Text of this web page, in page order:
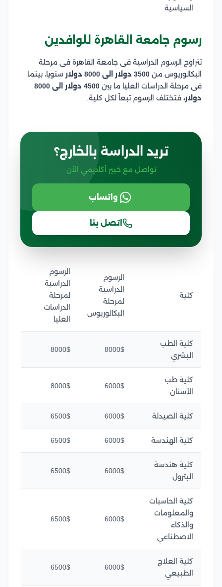
السياسية
رسوم جامعة القاهرة للوافدين
تتراوح الرسوم الدراسية فى جامعة القاهرة فى مرحلة
البكالوريوس من
سنويا، بينما
فى مرحلة الدراسات العليا ما بين
4500 دولار الى 8000
دولار، فتختلف الرسوم تبعاً لكل كلية.
تريد الدراسة بالخارج؟
تواصل مع خبير أكاديمي الآن
واتساب
اتصل بنا
كلية
الرسوم
الدراسية
لمرحلة
البكالوريوس
الرسوم
الدراسية
لمرحلة
الدراسات
العليا
كلية الطب
البشري
8000$
8000$
كلية طب
الأسنان
6000$
8000$
كلية الصيدلة 6000$
6500$
كلية الهندسة 6000$
6500$
كلية هندسة
البترول
6000$
6500$
كلية الحاسبات
والمعلومات
والذكاء
الاصطناعي
6000$
6500$
كلية العلاج
الطبيعي
6000$
6500$